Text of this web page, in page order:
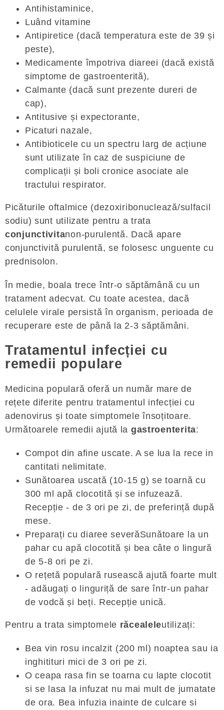
Antihistaminice,
Luând vitamine
Antipiretice (dacă temperatura este de 39 și
peste),
Medicamente împotriva diareei (dacă există
simptome de gastroenterită),
Calmante (dacă sunt prezente dureri de
cap),
Antitusive și expectorante,
Picaturi nazale,
Antibioticele cu un spectru larg de acțiune
sunt utilizate în caz de suspiciune de
complicații și boli cronice asociate ale
tractului respirator.
Picăturile oftalmice (dezoxiribonuclează/sulfacil
sodiu) sunt utilizate pentru a trata
conjunctivitanon-purulentă. Dacă apare
conjunctivită purulentă, se folosesc unguente cu
prednisolon.
În medie, boala trece într-o săptămână cu un
tratament adecvat. Cu toate acestea, dacă
celulele virale persistă în organism, perioada de
recuperare este de până la 2-3 săptămâni.
Tratamentul infecției cu
remedii populare
Medicina populară oferă un număr mare de
rețete diferite pentru tratamentul infecției cu
adenovirus și toate simptomele însoțitoare.
Următoarele remedii ajută la gastroenterita:
Compot din afine uscate. A se lua la rece in
cantitati nelimitate.
Sunătoarea uscată (10-15 g) se toarnă cu
300 ml apă clocotită și se infuzează.
Recepție - de 3 ori pe zi, de preferință după
mese.
Preparați cu diaree severăSunătoare la un
pahar cu apă clocotită și bea câte o lingură
de 5-8 ori pe zi.
O rețetă populară rusească ajută foarte mult
- adăugați o linguriță de sare într-un pahar
de vodcă și beți. Recepție unică.
Pentru a trata simptomele răcealeleutilizați:
Bea vin rosu incalzit (200 ml) noaptea sau ia
inghitituri mici de 3 ori pe zi.
O ceapa rasa fin se toarna cu lapte clocotit
si se lasa la infuzat nu mai mult de jumatate
de ora. Bea infuzia inainte de culcare si